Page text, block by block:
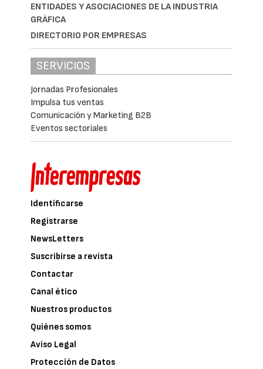
ENTIDADES Y ASOCIACIONES DE LA INDUSTRIA
GRÁFICA
DIRECTORIO POR EMPRESAS
SERVICIOS
Jornadas Profesionales
Impulsa tus ventas
Comunicación y Marketing B2B
Eventos sectoriales
Identificarse
Registrarse
NewsLetters
Suscribirse a revista
Contactar
Canal ético
Nuestros productos
Quiénes somos
Aviso Legal
Protección de Datos